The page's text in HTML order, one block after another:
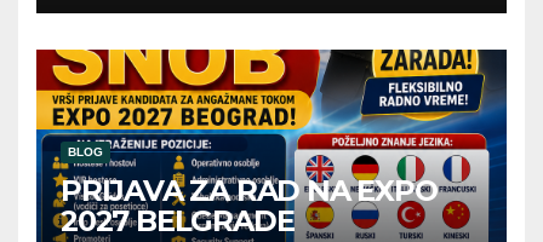
BLOG
PRIJAVA ZA RAD NA EXPO
2027 BELGRADE